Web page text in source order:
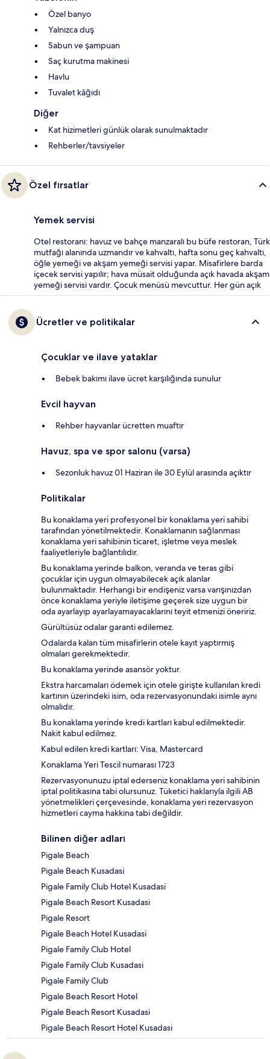
Özel banyo
Yalnızca duş
Sabun ve şampuan
Saç kurutma makinesi
Havlu
Tuvalet kâğıdı
Diğer
Kat hizimetleri günlük olarak sunulmaktadır
Rehberler/tavsiyeler
Özel fırsatlar
Yemek servisi
Otel restoranı: havuz ve bahçe manzaralı bu büfe restoran, Türk
mutfağı alanında uzmandır ve kahvaltı, hafta sonu geç kahvaltı,
öğle yemeği ve akşam yemeği servisi yapar. Misafirlere barda
içecek servisi yapılır; hava müsait olduğunda açık havada akşam
yemeği servisi vardır. Çocuk menüsü mevcuttur. Her gün açık
Ücretler ve politikalar
Çocuklar ve ilave yataklar
Bebek bakımı ilave ücret karşılığında sunulur
Evcil hayvan
Rehber hayvanlar ücretten muaftır
Havuz, spa ve spor salonu (varsa)
Sezonluk havuz 01 Haziran ile 30 Eylül arasında açıktır
Politikalar
Bu konaklama yeri profesyonel bir konaklama yeri sahibi
tarafından yönetilmektedir. Konaklamanın sağlanması
konaklama yeri sahibinin ticaret, işletme veya meslek
faaliyetleriyle bağlantılıdır.
Bu konaklama yerinde balkon, veranda ve teras gibi
çocuklar için uygun olmayabilecek açık alanlar
bulunmaktadır. Herhangi bir endişeniz varsa varışınızdan
önce konaklama yeriyle iletişime geçerek size uygun bir
oda ayarlayıp ayarlayamayacaklarını teyit etmenizi öneririz.
Gürültüsüz odalar garanti edilemez.
Odalarda kalan tüm misafirlerin otele kayıt yaptırmış
olmaları gerekmektedir.
Bu konaklama yerinde asansör yoktur.
Ekstra harcamaları ödemek için otele girişte kullanılan kredi
kartının üzerindeki isim, oda rezervasyonundaki isimle aynı
olmalıdır.
Bu konaklama yerinde kredi kartları kabul edilmektedir.
Nakit kabul edilmez.
Kabul edilen kredi kartları: Visa, Mastercard
Konaklama Yeri Tescil numarası 1723
Rezervasyonunuzu iptal ederseniz konaklama yeri sahibinin
iptal politikasına tabi olursunuz. Tüketici haklarıyla ilgili AB
yönetmelikleri çerçevesinde, konaklama yeri rezervasyon
hizmetleri cayma hakkına tabi değildir.
Bilinen diğer adları
Pigale Beach
Pigale Beach Kusadasi
Pigale Family Club Hotel Kusadasi
Pigale Beach Resort Kusadasi
Pigale Resort
Pigale Beach Hotel Kusadasi
Pigale Family Club Hotel
Pigale Family Club Kusadasi
Pigale Family Club
Pigale Beach Resort Hotel
Pigale Beach Resort Kusadasi
Pigale Beach Resort Hotel Kusadasi